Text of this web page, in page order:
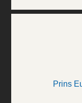
Prins